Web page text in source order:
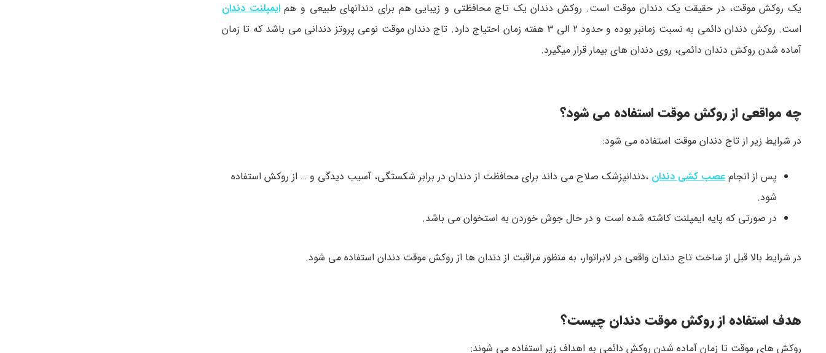
یک روکش موقت، در حقیقت یک دندان موقت است. روکش دندان یک تاج محافظتی و زیبایی هم برای دندانهای طبیعی و همایمپلنت دندان
است. روکش دندان دائمی به نسبت زمانبر بوده و حدود 2 الی 3 هفته زمان احتیاج دارد. تاج دندان موقت نوعی پروتز دندانی می باشد که تا زمان
آماده شدن روکش دندان دائمی، روی دندان های بیمار قرار میگیرد.
چه مواقعی از روکش موقت استفاده می شود؟
در شرایط زیر از تاج دندان موقت استفاده می شود:
پس از انجام عصب کشی دندان ،دندانپزشک صلاح می داند برای محافظت از دندان در برابر شکستگی، آسیب دیدگی و … از روکش استفاده
شود.
در صورتی که پایه ایمپلنت کاشته شده است و در حال جوش خوردن به استخوان می باشد.
در شرایط بالا قبل از ساخت تاج دندان واقعی در لابراتوار، به منظور مراقبت از دندان ها از روکش موقت دندان استفاده می شود.
هدف استفاده از روکش موقت دندان چیست؟
روکش های موقت تا زمان آماده شدن روکش دائمی به اهداف زیر استفاده می شوند: